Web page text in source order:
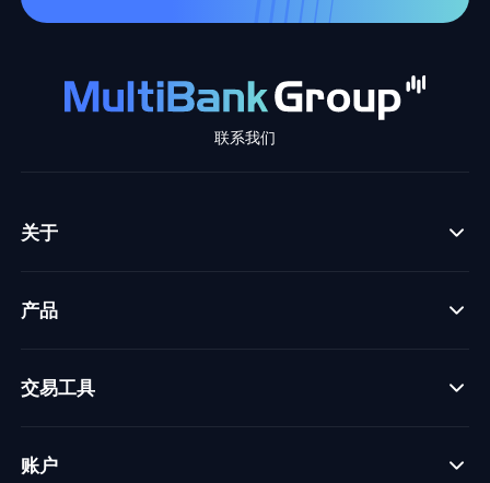
联系我们
关于
产品
交易工具
账户